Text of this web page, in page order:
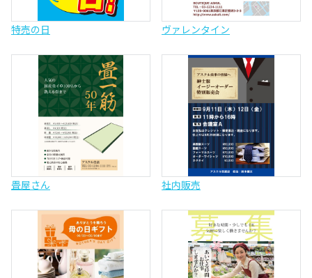
特売の日 ヴァレンタイン
畳屋さん 社内販売